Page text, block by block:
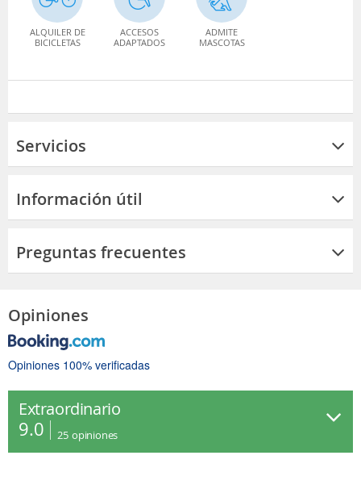
ALQUILER DE
BICICLETAS
ACCESOS
ADAPTADOS
ADMITE
MASCOTAS
Servicios
Información útil
Preguntas frecuentes
Opiniones
Opiniones 100% verificadas
Extraordinario
9.0 25 opiniones